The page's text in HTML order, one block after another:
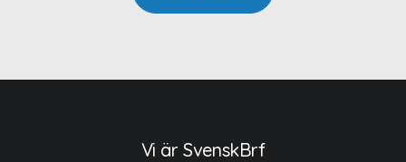
Vi är SvenskBrf